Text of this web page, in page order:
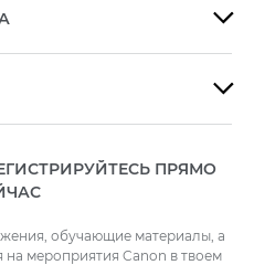


ПРЯМО
обучающие материалы, а
мероприятия Canon в твоем